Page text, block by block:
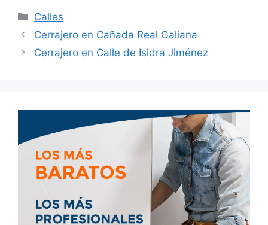
Calles
Cerrajero en Cañada Real Galiana
Cerrajero en Calle de Isidra Jiménez